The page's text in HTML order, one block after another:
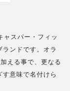
ャスパー・フィッ
ンドです。オラ
える事で、更なる
意味で名付けら